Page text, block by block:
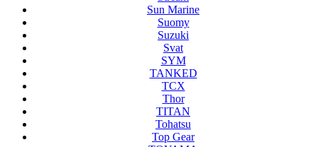
Sun Marine
Suomy
Suzuki
Svat
SYM
TANKED
TCX
Thor
TITAN
Tohatsu
Top Gear